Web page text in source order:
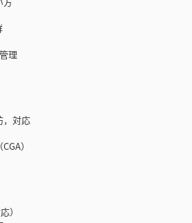
理
，対応
）
）